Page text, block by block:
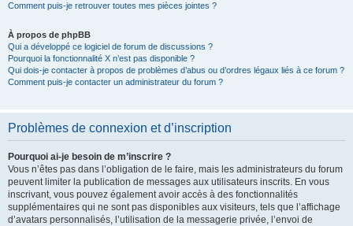
Comment puis-je retrouver toutes mes pièces jointes ?
À propos de phpBB
Qui a développé ce logiciel de forum de discussions ?
Pourquoi la fonctionnalité X n’est pas disponible ?
Qui dois-je contacter à propos de problèmes d’abus ou d’ordres légaux liés à ce forum ?
Comment puis-je contacter un administrateur du forum ?
Problèmes de connexion et d’inscription
Pourquoi ai-je besoin de m’inscrire ?
Vous n’êtes pas dans l’obligation de le faire, mais les administrateurs du forum
peuvent limiter la publication de messages aux utilisateurs inscrits. En vous
inscrivant, vous pouvez également avoir accès à des fonctionnalités
supplémentaires qui ne sont pas disponibles aux visiteurs, tels que l’affichage
d’avatars personnalisés, l’utilisation de la messagerie privée, l’envoi de